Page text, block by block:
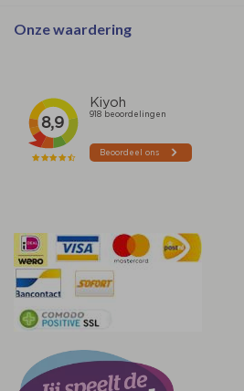
Onze waardering